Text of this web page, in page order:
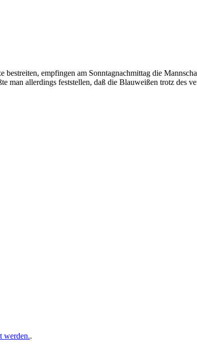
empfingen am Sonntagnachmittag die
man allerdings feststellen, daß die Blauweißen trotz des
werden..